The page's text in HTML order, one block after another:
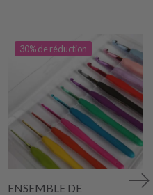
30% de réduction
ENSEMBLE DE